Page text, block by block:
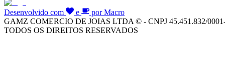
Desenvolvido com e
por Macro
GAMZ COMERCIO DE JOIAS LTDA © - CNPJ 45.451.832/
TODOS OS DIREITOS RESERVADOS